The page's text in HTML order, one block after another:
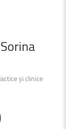
Sorina
și clinice